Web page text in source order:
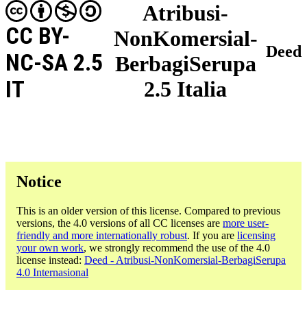
Atribusi-
NonKomersial-
BerbagiSerupa
2.5 Italia
CC BY-
NC-SA 2.5
IT
Deed
Notice
This is an older version of this license. Compared to previous
versions, the 4.0 versions of all CC licenses are more user-
friendly and more internationally robust. If you are licensing
your own work, we strongly recommend the use of the 4.0
license instead: Deed - Atribusi-NonKomersial-BerbagiSerupa
4.0 Internasional